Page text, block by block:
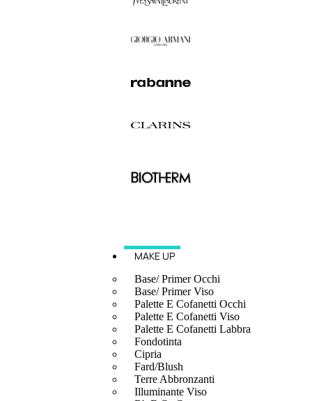
MAKE UP
Base/ Primer Occhi
Base/ Primer Viso
Palette E Cofanetti Occhi
Palette E Cofanetti Viso
Palette E Cofanetti Labbra
Fondotinta
Cipria
Fard/Blush
Terre Abbronzanti
Illuminante Viso